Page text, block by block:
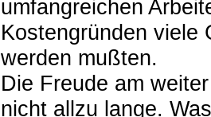
umfangreichen
Kostengründen viele
werden mußten.
Die Freude am
nicht allzu lange.